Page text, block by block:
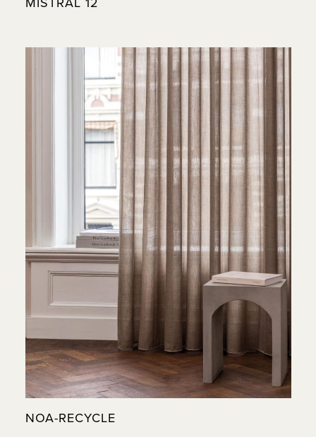
NOA-RECYCLE